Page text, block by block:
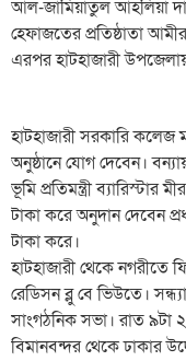
আল-জামিয়াতুল আহলিয়া
হেফাজতের প্রতিষ্ঠাতা
এরপর হাটহাজারী
হাটহাজারী সরকারি কলেজ
অনুষ্ঠানে যোগ দেবেন।
ভূমি প্রতিমন্ত্রী ব্যারিস্টার
টাকা করে অনুদান দেবেন
টাকা করে।
হাটহাজারী থেকে নগরীতে
রেডিসন ব্লু বে ভিউতে।
সাংগঠনিক সভা। রাত ৯টা
বিমানবন্দর থেকে ঢাকার